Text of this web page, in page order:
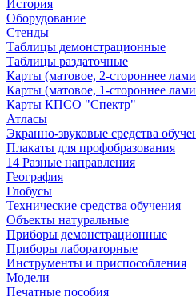
История
Оборудование
Стенды
Таблицы демонстрационные
Таблицы раздаточные
Карты (матовое, 2-стороннее
Карты (матовое, 1-стороннее
Карты КПСО "Спектр"
Атласы
Экранно-звуковые средства
Плакаты для профобразования
14 Разные направления
География
Глобусы
Технические средства обучения
Объекты натуральные
Приборы демонстрационные
Приборы лабораторные
Инструменты и приспособления
Модели
Печатные пособия